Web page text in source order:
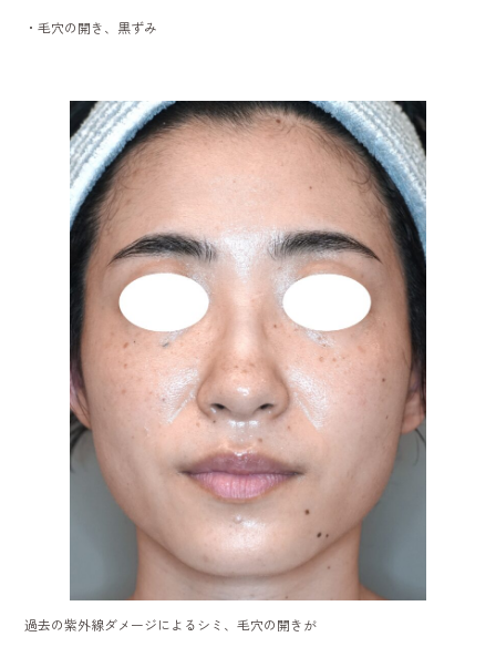
・毛穴の開き、黒ずみ
過去の紫外線ダメージによるシミ、毛穴の開きが